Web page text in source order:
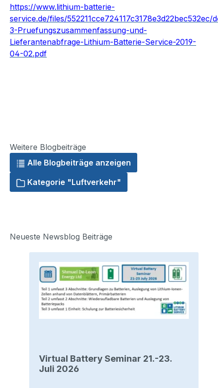
https://www.lithium-batterie-
service.de/files/
3-Pruefungszusammenfassung-und-
Lieferantenabfrage-Lithium-Batterie-Service-2019-
04-02.pdf
Weitere Blogbeiträge
Alle Blogbeiträge anzeigen
Kategorie "Luftverkehr"
Neueste Newsblog Beiträge
Virtual Battery Seminar 21.-23.
Juli 2026